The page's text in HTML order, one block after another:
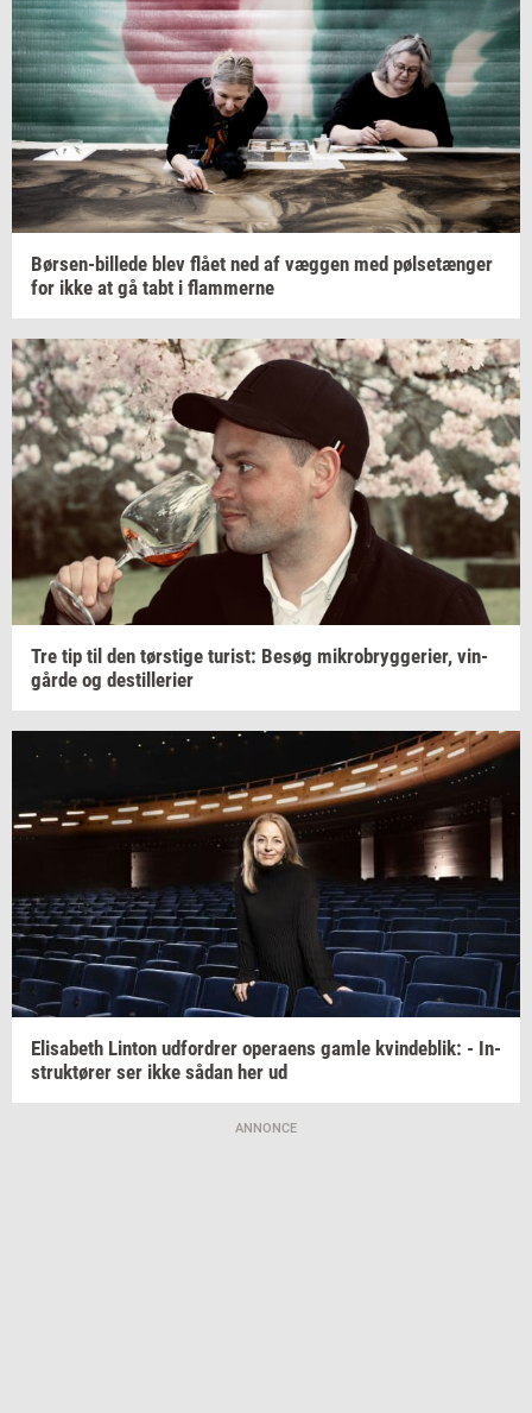
Børsen-​billede blev flået ned af væg­gen med pøl­se­tæn­ger
for ikke at gå tabt i flam­mer­ne
Tre tip til den tørsti­ge turist: Besøg mi­kro­bryg­ge­ri­er, vin­
går­de og destil­le­ri­er
Elisa­beth Lin­ton ud­for­drer ope­ra­ens gamle kvin­de­blik: - In­
struk­tø­rer ser ikke sådan her ud
ANNONCE